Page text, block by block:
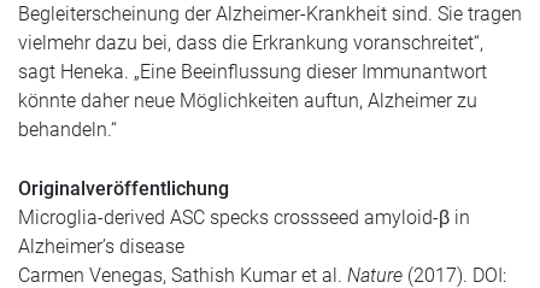
Begleiterscheinung der Alzheimer-Krankheit sind. Sie tragen
vielmehr dazu bei, dass die Erkrankung voranschreitet“,
sagt Heneka. „Eine Beeinflussung dieser Immunantwort
könnte daher neue Möglichkeiten auftun, Alzheimer zu
behandeln.“
Originalveröffentlichung
Microglia-derived ASC specks crossseed amyloid-β in
Alzheimer’s disease
Carmen Venegas, Sathish Kumar et al. Nature (2017). DOI: